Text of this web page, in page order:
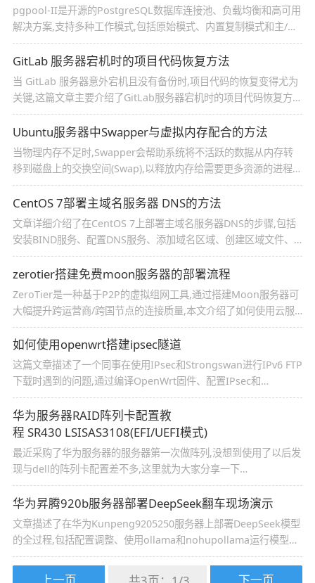
pgpool-II是开源的PostgreSQL数据库连接池、负载均衡和高可用
解决方案,支持多种工作模式,包括原始模式、内置复制模式和主/备
模式,本文介绍pgpool-II的架构、进程、工作模式以及配置步骤,包
括环境规划、系统准备、软件安装、数据库主节点配置、pgpool
配置和集群启动
GitLab 服务器宕机时的项目代码恢复方法
当 GitLab 服务器意外宕机且没有备份时,项目代码的恢复变得尤为
关键,这篇文章主要介绍了GitLab服务器宕机时的项目代码恢复方
法,需要的朋友可以参考下
Ubuntu服务器中Swapper与虚拟内存配合的方法
当物理内存不足时,Swapper会帮助系统将不活跃的数据从内存转
移到磁盘上的交换空间(Swap),以释放内存给需要更多资源的进程,
下面将详细说明Swapper和虚拟内存如何协作工作,并阐述它们在
系统性能中的作用,感兴趣的朋友一起看看吧
CentOS 7部署主域名服务器 DNS的方法
文章详细介绍了在CentOS 7上部署主域名服务器DNS的步骤,包括
安装BIND服务、配置DNS服务、添加域名区域、创建区域文件、
配置反向解析、检查配置文件、启动和启用服务、配置防火墙以及
测试DNS服务,感兴趣的朋友一起看看吧
zerotier搭建免费moon服务器的部署流程
ZeroTier是一种基于P2P的虚拟组网工具,通过搭建Moon服务器‌可
大幅提升跨运营商/跨国节点的连接质量,本文介绍了如何使用云服
务部署ZeroTier的Moon服务器,并详细步骤包括登录服务器、安装
ZeroTier、生成Moon配置文件、配置Moon服务器和重启服务,感
兴趣的朋友一起看看吧
如何使用openwrt搭建ipsec隧道
这篇文章描述了一个同事在使用IPsec和Strongswan进行IPv6 FTP
下载时遇到的问题,通过编译OpenWrt固件、配置IPsec和
Strongswan、解决连接问题、关闭防火墙以及抓包分析,最终解决
了问题,测试结果显示IPv4和IPv6的性能都达到了预期,感兴趣的朋
友一起看看吧
华为服务器RAID阵列卡配置教
程 SR430 LSISAS3108(EFI/UEFI模式)
最近采购了华为服务器的服务器第一次做阵列,没想到使用了以后发
现与dell的阵列卡配置差不多,这里就为大家分享一下
SR430 LSISAS3108EFI/UEFI模式下阵列卡的配置方法
华为昇腾920b服务器部署DeepSeek翻车现场演示
文章描述了在华为Kunpeng9205250服务器上部署DeepSeek模型
的全过程,包括配置调整、使用ollama和nohupollama运行模型、
尝试容器部署以及最终成功部署的步骤,过程中遇到了硬件兼容性、
驱动下载、镜像获取权限等问题,并总结了解决方案,感兴趣的朋友